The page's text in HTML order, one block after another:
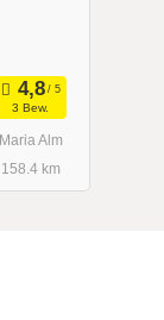
3 Bew.
Maria Alm
158.4 km